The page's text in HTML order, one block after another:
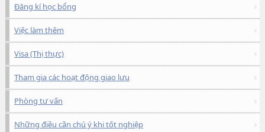
Đăng kí học bổng
Việc làm thêm
Visa (Thị thực)
Tham gia các hoạt động giao lưu
Phòng tư vấn
Những điều cần chú ý khi tốt nghiệp